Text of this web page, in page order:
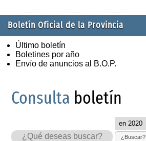
Boletín Oficial de la Provincia
Último boletín
Boletines por año
Envío de anuncios al B.O.P.
Consulta boletín
¿Buscar?